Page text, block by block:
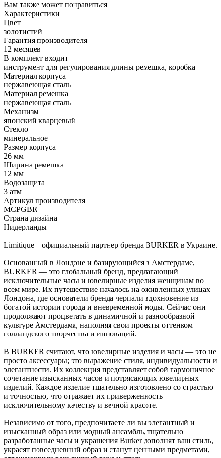
Вам также может понравиться
Характеристики
Цвет
золотистий
Гарантия производителя
12 месяцев
В комплект входит
инструмент для регулирования длины ремешка, коробка
Материал корпуса
нержавеющая сталь
Материал ремешка
нержавеющая сталь
Механизм
японский кварцевый
Стекло
минеральное
Размер корпуса
26 мм
Ширина ремешка
12 мм
Водозащита
3 атм
Артикул производителя
MCPGBR
Страна дизайна
Нидерланды
Limitique – официальный партнер бренда BURKER в Украине.
Основанный в Лондоне и базирующийся в Амстердаме,
BURKER — это глобальный бренд, предлагающий
исключительные часы и ювелирные изделия женщинам во
всем мире. Их путешествие началось на оживленных улицах
Лондона, где основатели бренда черпали вдохновение из
богатой истории города и вневременной моды. Сейчас они
продолжают процветать в динамичной и разнообразной
культуре Амстердама, наполняя свои проекты оттенком
голландского творчества и инноваций.
В BURKER считают, что ювелирные изделия и часы — это не
просто аксессуары; это выражение стиля, индивидуальности и
элегантности. Их коллекция представляет собой гармоничное
сочетание изысканных часов и потрясающих ювелирных
изделий. Каждое изделие тщательно изготовлено со страстью
и точностью, что отражает их приверженность
исключительному качеству и вечной красоте.
Независимо от того, предпочитаете ли вы элегантный и
изысканный образ или модный ансамбль, тщательно
разработанные часы и украшения Burker дополнят ваш стиль,
украсят повседневный образ и станут ценными предметами,